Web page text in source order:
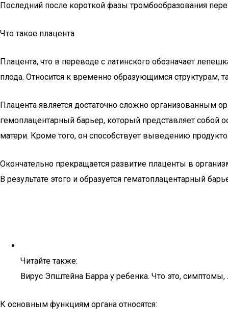
Последний после короткой фазы тромбообразования
Что такое плацента
Плацента, что в переводе с латинского обозначает
плода. Относится к временно образующимся структурам,
Плацента является достаточно сложно организованным
гемоплацентарный барьер, который представляет
матери. Кроме того, он способствует выведению
Окончательно прекращается развитие плаценты в
В результате этого и образуется гематоплацентарный
Читайте также:
Вирус Эпштейна Барра у ребенка. Что это,
К основным функциям органа относятся: